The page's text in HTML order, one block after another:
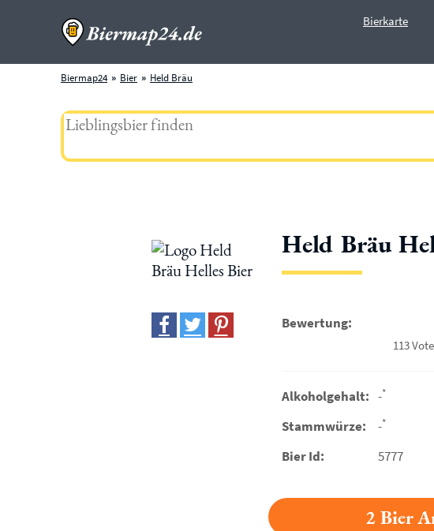
Bierkarte
Biermap24 Bier Held Bräu
Held Bräu
Bewertung:
113
Alkoholgehalt: -*
Stammwürze: -*
Bier Id: 5777
2 Bier